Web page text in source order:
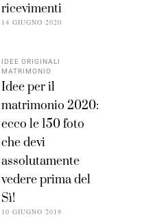
ricevimenti
14 GIUGNO 2020
IDEE ORIGINALI
MATRIMONIO
Idee per il
matrimonio 2020:
ecco le 150 foto
che devi
assolutamente
vedere prima del
Sì!
10 GIUGNO 2019